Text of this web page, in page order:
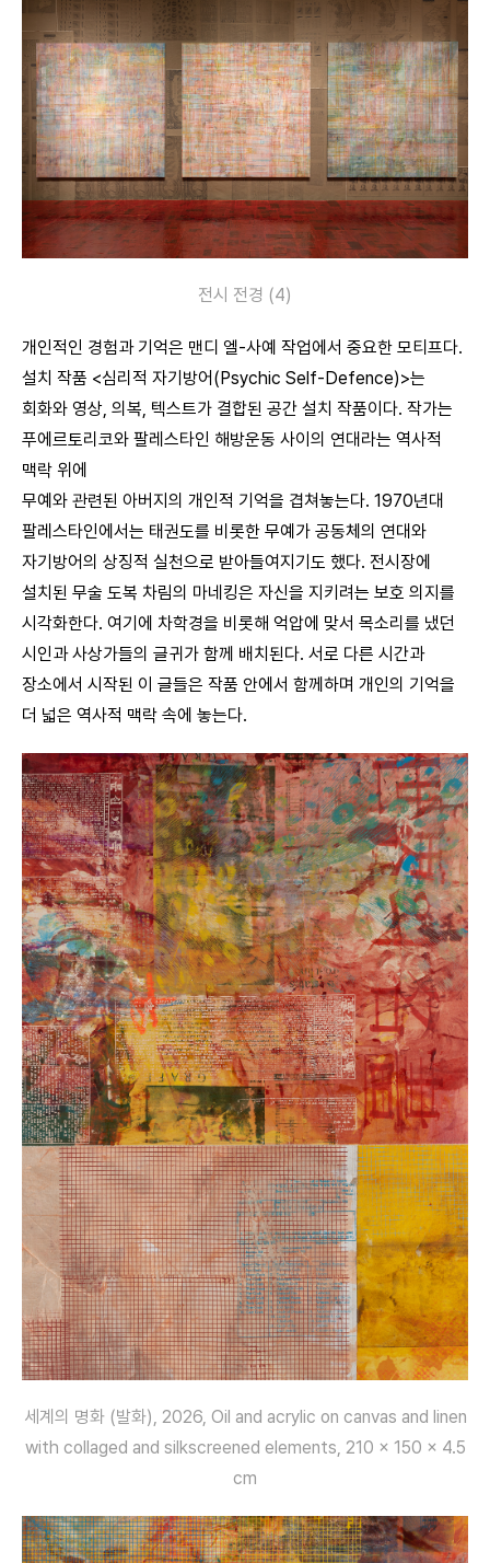
전시 전경 (4)
개인적인 경험과 기억은 맨디 엘-사예 작업에서 중요한 모티프다.
설치 작품 <심리적 자기방어(Psychic Self-Defence)>는
회화와 영상, 의복, 텍스트가 결합된 공간 설치 작품이다. 작가는
푸에르토리코와 팔레스타인 해방운동 사이의 연대라는 역사적
맥락 위에
무예와 관련된 아버지의 개인적 기억을 겹쳐놓는다. 1970년대
팔레스타인에서는 태권도를 비롯한 무예가 공동체의 연대와
자기방어의 상징적 실천으로 받아들여지기도 했다. 전시장에
설치된 무술 도복 차림의 마네킹은 자신을 지키려는 보호 의지를
시각화한다. 여기에 차학경을 비롯해 억압에 맞서 목소리를 냈던
시인과 사상가들의 글귀가 함께 배치된다. 서로 다른 시간과
장소에서 시작된 이 글들은 작품 안에서 함께하며 개인의 기억을
더 넓은 역사적 맥락 속에 놓는다.
세계의 명화 (발화), 2026, Oil and acrylic on canvas and linen
with collaged and silkscreened elements, 210 x 150 x 4.5
cm